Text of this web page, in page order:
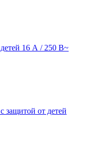
детей 16 А / 250 В~
защитой от детей